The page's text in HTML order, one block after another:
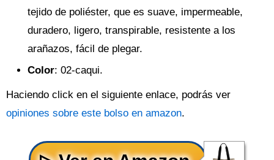
tejido de poliéster, que es suave, impermeable,
duradero, ligero, transpirable, resistente a los
arañazos, fácil de plegar.
Color: 02-caqui.
Haciendo click en el siguiente enlace, podrás ver
opiniones sobre este bolso en amazon.